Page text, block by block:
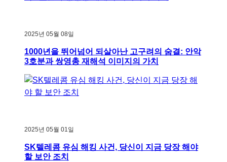
2025년 05월 08일
1000년을 뛰어넘어 되살아난 고구려의 숨결: 안악
3호분과 쌍영총 재해석 이미지의 가치
2025년 05월 01일
SK텔레콤 유심 해킹 사건, 당신이 지금 당장 해야
할 보안 조치